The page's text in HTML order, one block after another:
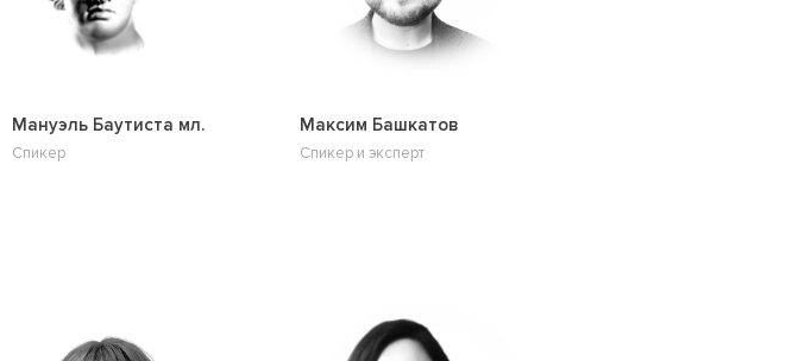
Мануэль Баутиста мл.
Спикер
Максим Башкатов
Спикер и эксперт